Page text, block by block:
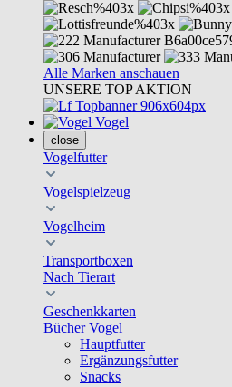
Alle Marken anschauen
UNSERE TOP AKTION
Vogel
close
Vogelfutter
Vogelspielzeug
Vogelheim
Transportboxen
Nach Tierart
Geschenkkarten
Bücher Vogel
Hauptfutter
Ergänzungsfutter
Snacks